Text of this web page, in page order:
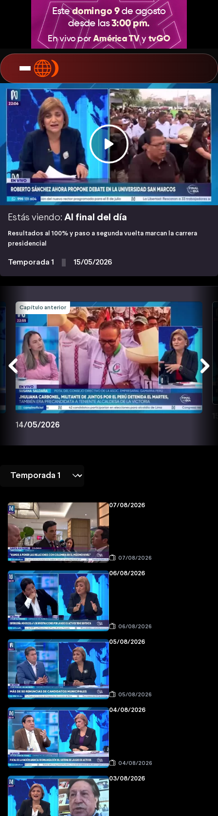
Estás viendo: Al final del día
Resultados al 100% y paso a segunda vuelta marcan la carrera
presidencial
Temporada 1 15/05/2026
Capítulo anterior
14/05/2026
07/08/2026
07/08/2026
06/08/2026
06/08/2026
05/08/2026
05/08/2026
04/08/2026
04/08/2026
03/08/2026